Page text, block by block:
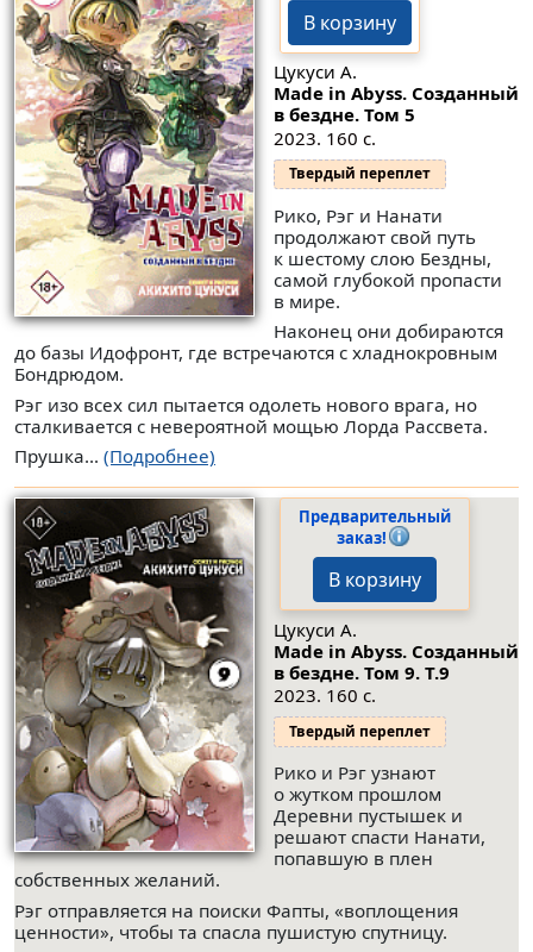
В корзину
Цукуси А.
Made in Abyss. Созданный
в бездне. Том 5
2023. 160 с.
Твердый переплет
Рико, Рэг и Нанати
продолжают свой путь
к шестому слою Бездны,
самой глубокой пропасти
в мире.
Наконец они добираются
до базы Идофронт, где встречаются с хладнокровным
Бондрюдом.
Рэг изо всех сил пытается одолеть нового врага, но
сталкивается с невероятной мощью Лорда Рассвета.
Прушка... (Подробнее)
Предварительный
заказ!
В корзину
Цукуси А.
Made in Abyss. Созданный
в бездне. Том 9. Т.9
2023. 160 с.
Твердый переплет
Рико и Рэг узнают
о жутком прошлом
Деревни пустышек и
решают спасти Нанати,
попавшую в плен
собственных желаний.
Рэг отправляется на поиски Фапты, «воплощения
ценности», чтобы та спасла пушистую спутницу.